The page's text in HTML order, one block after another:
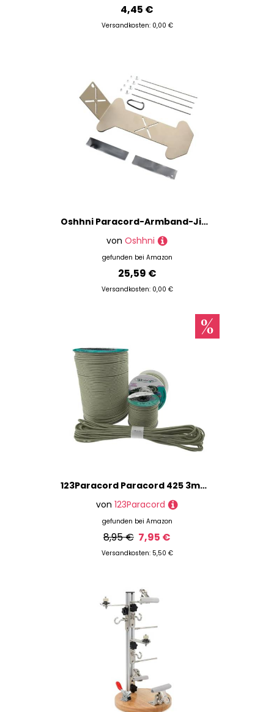
4,45 €
Versandkosten: 0,00 €
Oshhni Paracord-Armband-Jig-Kit, Paracord-Jig-Kit, Basteln für Männer und Frauen, Webmaschine, Paracord-Armband-Maker-Kit für Outdoor-Wandern, Khaki
von Oshhni
gefunden bei Amazon
25,59 €
Versandkosten: 0,00 €
123Paracord Paracord 425 3mm Type Ideal für DIY-Projekte, Zelten und Outdoor-Abenteuer - Grundfarben
von 123Paracord
gefunden bei Amazon
8,95 € 7,95 €
Versandkosten: 5,50 €